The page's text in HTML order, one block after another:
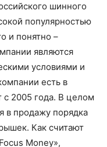
шинного
популярностью
и понятно –
являются
условиями и
есть в
с 2005 года. В целом
в продажу порядка
Как считают
Money»,